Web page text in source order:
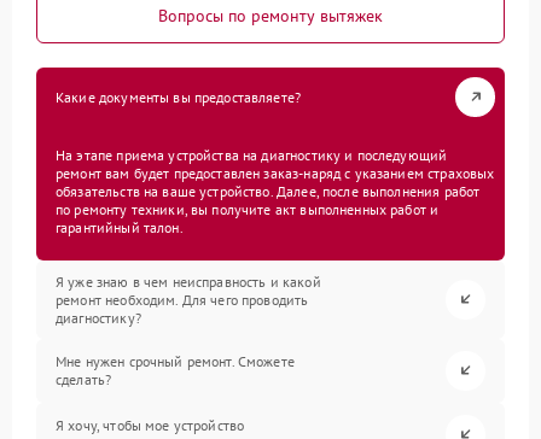
Вопросы по ремонту вытяжек
Какие документы вы предоставляете?
На этапе приема устройства на диагностику и последующий
ремонт вам будет предоставлен заказ-наряд с указанием страховых
обязательств на ваше устройство. Далее, после выполнения работ
по ремонту техники, вы получите акт выполненных работ и
гарантийный талон.
Я уже знаю в чем неисправность и какой
ремонт необходим. Для чего проводить
диагностику?
Мне нужен срочный ремонт. Сможете
сделать?
Я хочу, чтобы мое устройство